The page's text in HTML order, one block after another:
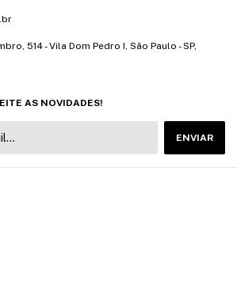
514 - Vila Dom Pedro I, São Paulo - SP,
AS NOVIDADES!